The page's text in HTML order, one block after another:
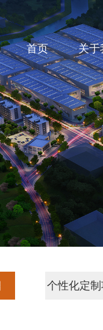
首页 关于
个性化定